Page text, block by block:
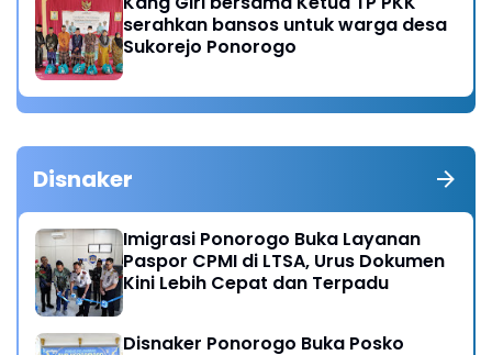
serahkan bansos untuk warga desa
Sukorejo Ponorogo
Disnaker
Imigrasi Ponorogo Buka Layanan
Paspor CPMI di LTSA, Urus Dokumen
Kini Lebih Cepat dan Terpadu
Disnaker Ponorogo Buka Posko